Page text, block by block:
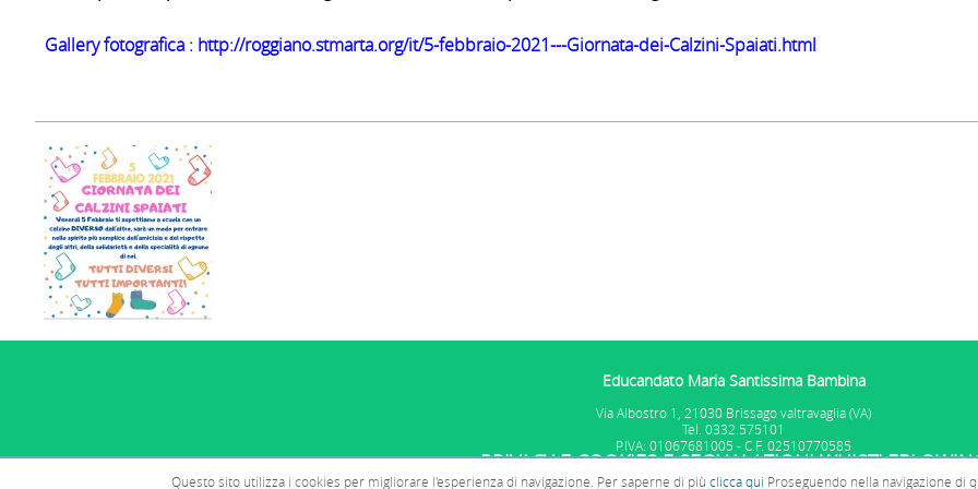
Questo sito utilizza i cookies per migliorare l'esperienza di navigazione. Per saperne di più clicca qui Proseguendo nella navigazione di
Gallery fotografica : http://roggiano.stmarta.org/it/5-febbraio-2021---Giornata-dei-Calzini-Spaiati.html
Educandato Maria Santissima Bambina
Via Albostro 1, 21030 Brissago valtravaglia (VA)
Tel. 0332.575101
P.IVA: 01067681005 - C.F. 02510770585
PRIVACY E COOKIESE SEGNALAZIONI